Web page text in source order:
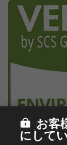
お客
にして